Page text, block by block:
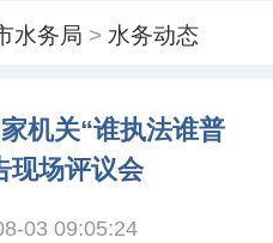
水务局 > 水务动态
机关“谁执法谁普
现场评议会
03 09:05:24